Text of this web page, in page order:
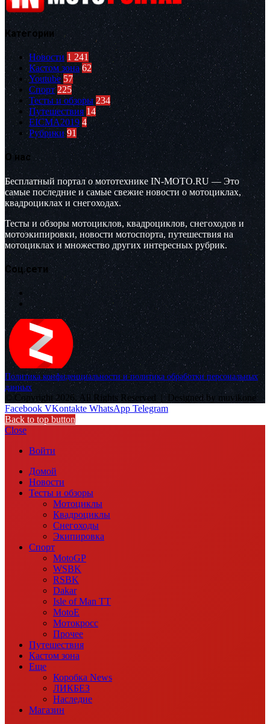
Категории
Новости 1 241
Кастом зона 62
Youtube 57
Спорт 225
Тесты и обзоры 234
Путешествия 14
EICMA2019 4
Рубрики 91
О нас
Бесплатный портал о мототехнике IN-MOTO.RU — Это
самые последние и самые свежие новости о мотоциклах,
квадроциклах и снегоходах.
Тесты и обзоры мотоциклов, квадроциклов, снегоходов и
мотоэкипировки, новости мотоспорта, путешествия на
мотоциклах и множество других интересных рубрик.
Соц.сети
Политика конфиденциальности и политика обработки персональных
данных
© Copyright 2026, All Rights Reserved | Designed by muvikone
Facebook VKontakte WhatsApp Telegram
Back to top button
Close
Войти
Домой
Новости
Тесты и обзоры
Мотоциклы
Квадроциклы
Снегоходы
Экипировка
Спорт
MotoGP
WSBK
RSBK
Dakar
Isle of Man TT
MotoE
Мотокросс
Прочее
Путешествия
Кастом зона
Еще
Коробка News
ЛИКБЕЗ
Наследие
Магазин